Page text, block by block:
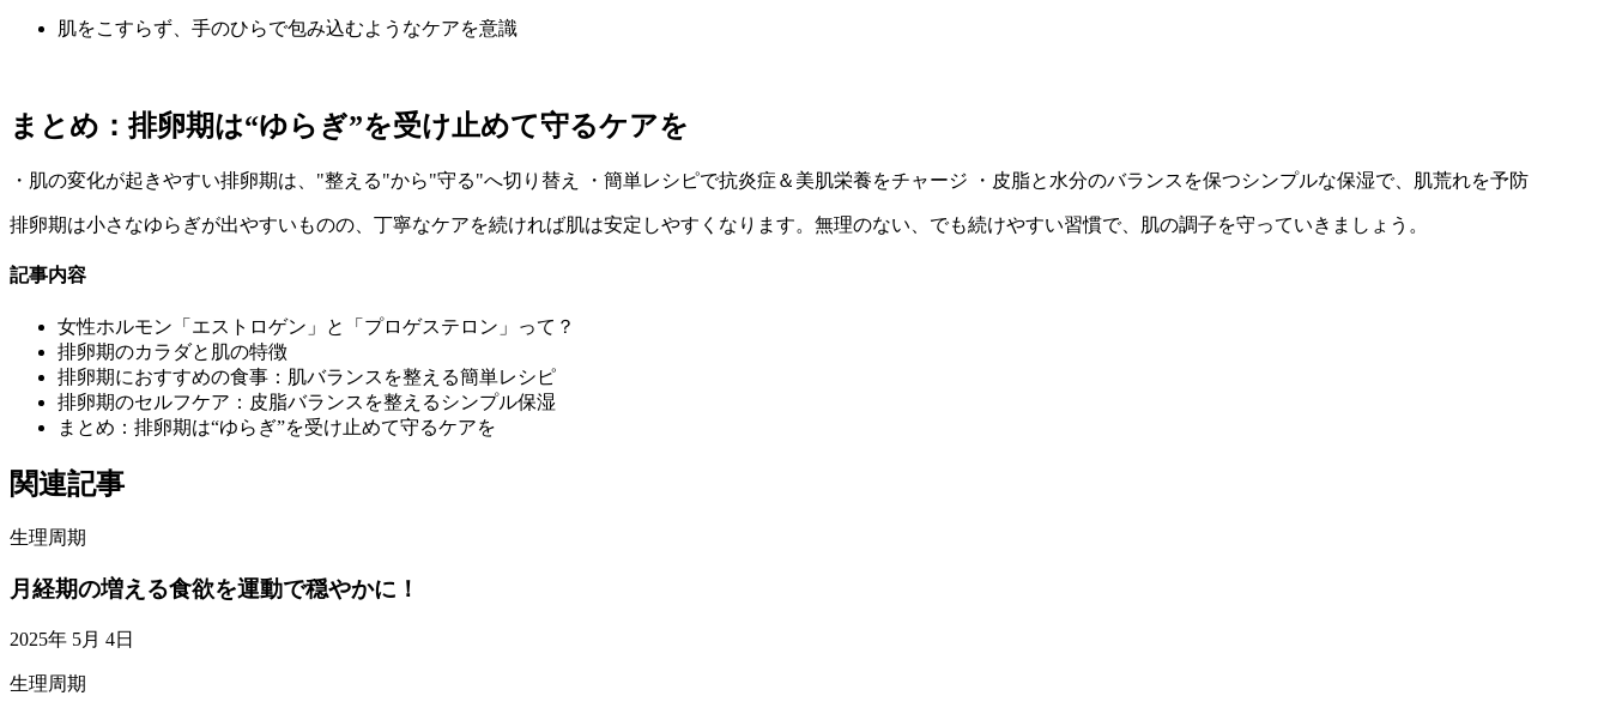
肌をこすらず、手のひらで包み込むようなケアを意識
まとめ：排卵期は“ゆらぎ”を受け止めて守るケアを
・肌の変化が起きやすい排卵期は、"整える"から"守る"へ切り替え ・簡単レシピで抗炎症＆美肌栄養をチャージ ・皮脂と水分のバランスを保つシンプルな保湿で、肌荒れを予防
排卵期は小さなゆらぎが出やすいものの、丁寧なケアを続ければ肌は安定しやすくなります。無理のない、でも続けやすい習慣で、肌の調子を守っていきましょう。
記事内容
女性ホルモン「エストロゲン」と「プロゲステロン」って？
排卵期のカラダと肌の特徴
排卵期におすすめの食事：肌バランスを整える簡単レシピ
排卵期のセルフケア：皮脂バランスを整えるシンプル保湿
まとめ：排卵期は“ゆらぎ”を受け止めて守るケアを
関連記事
生理周期
月経期の増える食欲を運動で穏やかに！
2025年 5月 4日
生理周期